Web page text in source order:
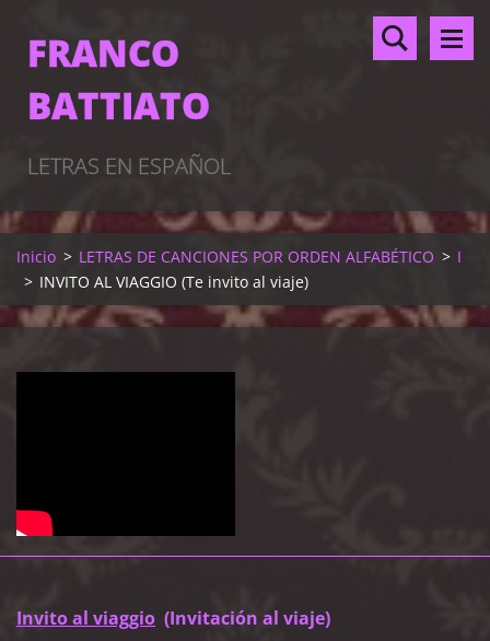
FRANCO
BATTIATO
LETRAS EN ESPAÑOL
Inicio > LETRAS DE CANCIONES POR ORDEN ALFABÉTICO > I
> INVITO AL VIAGGIO (Te invito al viaje)
Invito al viaggio (Invitación al viaje)